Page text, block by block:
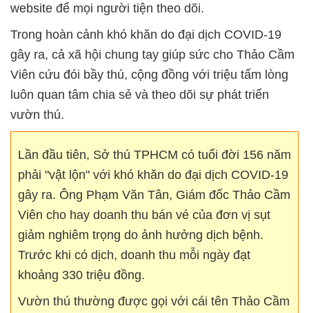
website để mọi người tiện theo dõi.
Trong hoàn cảnh khó khăn do đại dịch COVID-19
gây ra, cả xã hội chung tay giúp sức cho Thảo Cầm
Viên cứu đói bầy thú, cộng đồng với triệu tấm lòng
luôn quan tâm chia sẻ và theo dõi sự phát triển
vườn thú.
Lần đầu tiên, Sở thú TPHCM có tuổi đời 156 năm
phải "vật lộn" với khó khăn do đại dịch COVID-19
gây ra. Ông Phạm Văn Tân, Giám đốc Thảo Cầm
Viên cho hay doanh thu bán vé của đơn vị sụt
giảm nghiêm trọng do ảnh hưởng dịch bệnh.
Trước khi có dịch, doanh thu mỗi ngày đạt
khoảng 330 triệu đồng.
Vườn thú thường được gọi với cái tên Thảo Cầm